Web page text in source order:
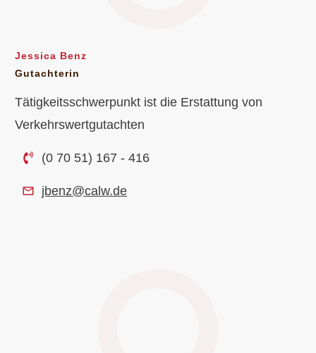
Jessica Benz
Gutachterin
Tätigkeitsschwerpunkt ist die Erstattung von
Verkehrswertgutachten
(0 70 51) 167 - 416
jbenz@calw.de